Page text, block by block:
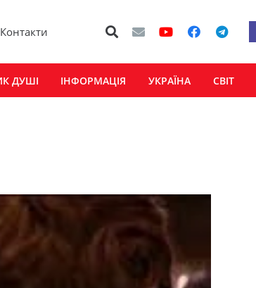
Контакти
ДУШІ ІНФОРМАЦІЯ УКРАЇНА СВІТ